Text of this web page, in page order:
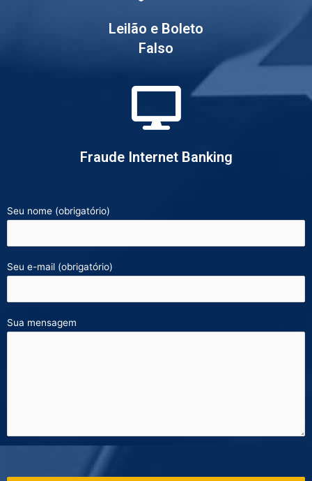
Leilão e Boleto
Falso
Fraude Internet Banking
Seu nome (obrigatório)
Seu e-mail (obrigatório)
Sua mensagem